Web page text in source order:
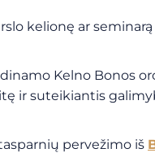
kelionę ar
Kelno Bonos
ir suteikiantis
pervežimo iš